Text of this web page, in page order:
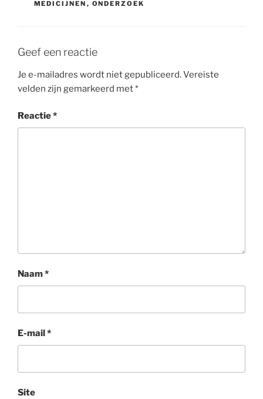
MEDICIJNEN , ONDERZOEK
Geef een reactie
Je e-mailadres wordt niet gepubliceerd.Vereiste
velden zijn gemarkeerd met*
Reactie*
Naam*
E-mail*
Site